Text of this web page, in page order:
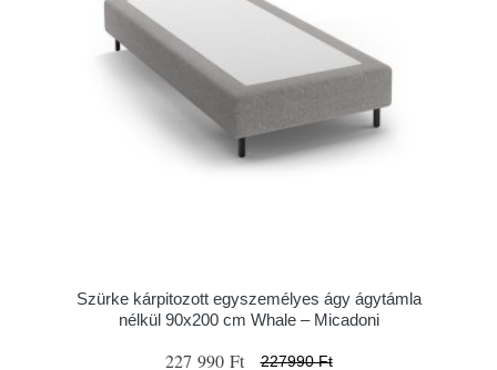
Szürke kárpitozott egyszemélyes ágy ágytámla
nélkül 90x200 cm Whale – Micadoni
227 990 Ft 227990 Ft